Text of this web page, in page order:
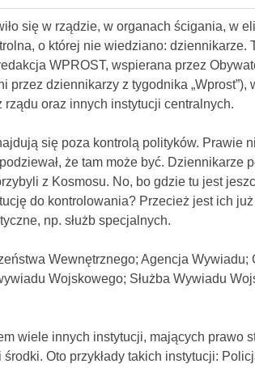
się w rządzie, w organach ścigania, w
o której nie wiedziano: dziennikarze.
WPROST, wspierana przez
dziennikarzy z tygodnika „Wprost”),
oraz innych instytucji centralnych.
się poza kontrolą polityków. Prawie
że tam może być. Dziennikarze
z Kosmosu. No, bo gdzie tu jest
do kontrolowania? Przecież jest ich
np. służb specjalnych.
Wewnętrznego; Agencja Wywiadu;
Wojskowego; Służba Wywiadu
wiele innych instytucji, mających prawo
Oto przykłady takich instytucji: